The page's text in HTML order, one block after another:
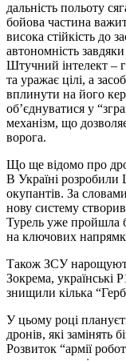
дальність польоту
бойова частина
висока стійкість до
автономність
Штучний інтелект –
та уражає цілі, а
вплинути на його
об’єднуватися у
механізм, що
ворога.
Що ще відомо про
В Україні розробили
окупантів. За
нову систему
Турель уже пройшла
на ключових
Також ЗСУ
Зокрема, українські
знищили кілька
У цьому році
дронів, які замінять
Розвиток “армії